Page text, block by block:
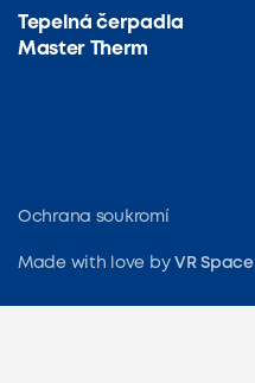
Tepelná čerpadla
Master Therm
Ochrana soukromí
Made with love by VR Space